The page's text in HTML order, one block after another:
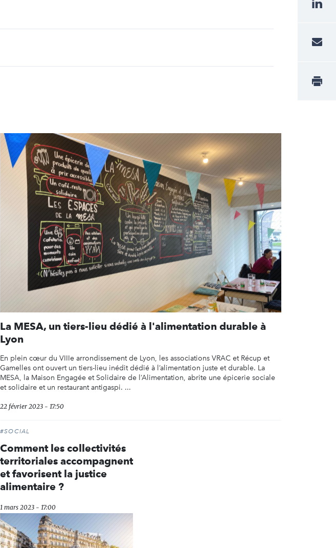
La MESA, un tiers-lieu dédié à l'alimentation durable à
Lyon
En plein cœur du VIIIe arrondissement de Lyon, les associations VRAC et Récup et
Gamelles ont ouvert un tiers-lieu inédit dédié à l’alimentation juste et durable. La
MESA, la Maison Engagée et Solidaire de l’Alimentation, abrite une épicerie sociale
et solidaire et un restaurant antigaspi. ...
22 février 2023 - 17:50
#SOCIAL
Comment les collectivités
territoriales accompagnent
et favorisent la justice
alimentaire ?
1 mars 2023 - 17:00